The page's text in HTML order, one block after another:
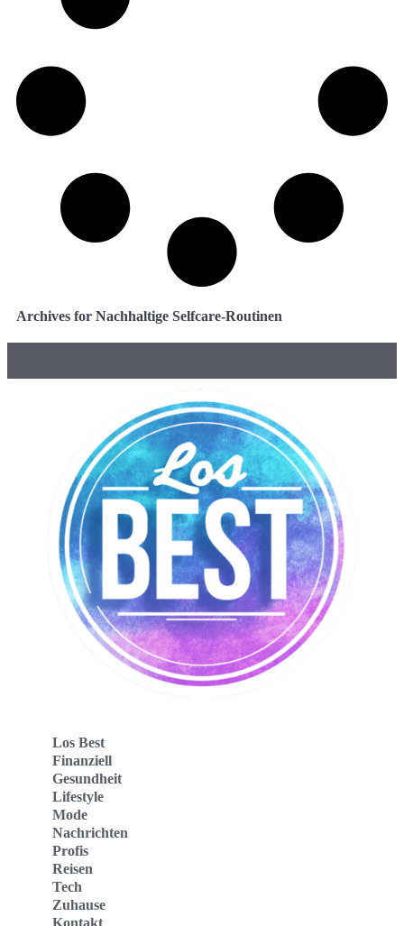
Archives for Nachhaltige Selfcare-Routinen
Los Best
Finanziell
Gesundheit
Lifestyle
Mode
Nachrichten
Profis
Reisen
Tech
Zuhause
Kontakt